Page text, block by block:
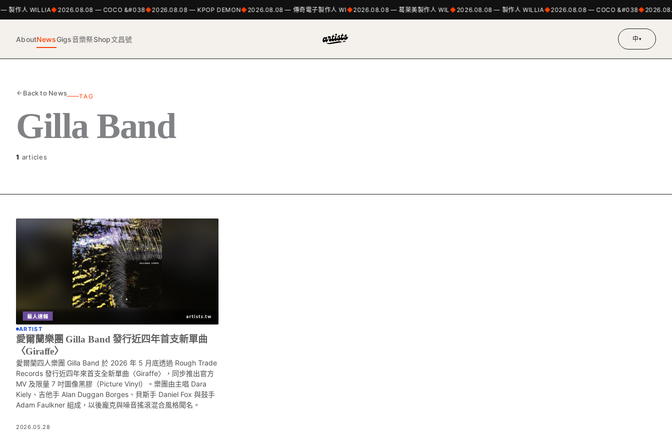
製作人 WILLIA 2026.08.08 — COCO &#038 2026.08.08 — KPOP DEMON 2026.08.08 — 傳奇電子製作人 WI 2026.08.08 — 葛萊美製作人 WIL 2026.08.08 — 製作人 WILLIA 2026.08.08 — COCO &#038
AboutNewsGigs音樂祭Shop文昌號 中▾
Back to News TAG
Gilla Band
1 articles
ARTIST
愛爾蘭樂團 Gilla Band 發行近四年首支新單曲
〈Giraffe〉
愛爾蘭四人樂團 Gilla Band 於 2026 年 5 月底透過 Rough Trade
Records 發行近四年來首支全新單曲〈Giraffe〉，同步推出官方
MV 及限量 7 吋圖像黑膠（Picture Vinyl）。樂團由主唱 Dara
Kiely、吉他手 Alan Duggan Borges、貝斯手 Daniel Fox 與鼓手
Adam Faulkner 組成，以後龐克與噪音搖滾混合風格聞名。
2026.05.28